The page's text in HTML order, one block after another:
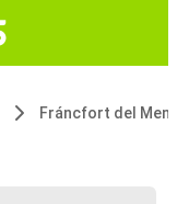
Fráncfort del